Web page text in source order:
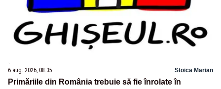
6 aug. 2026, 08:35 Stoica Marian
Primăriile din România trebuie să fie înrolate în